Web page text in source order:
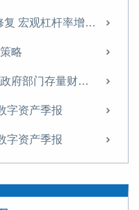
【NIFD季报】名义经济增长修复 宏观杠杆率增幅收窄——2026年一季度宏观杠杆率报告
略
乘势而上｜专访张晓晶：引导政府部门存量财富向居民部门适度转移
字资产季报
字资产季报
【NIFD季报】优化宏观杠杆率结构 提高信用扩张对增长的支持效能——2025年四季度宏观杠杆率报告